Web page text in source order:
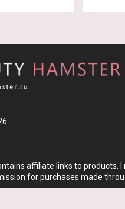
affiliate links to products. I
for purchases made